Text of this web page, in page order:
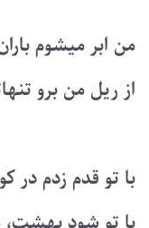
من ابر میشوم
از ریل من برو
با تو قدم زدم در